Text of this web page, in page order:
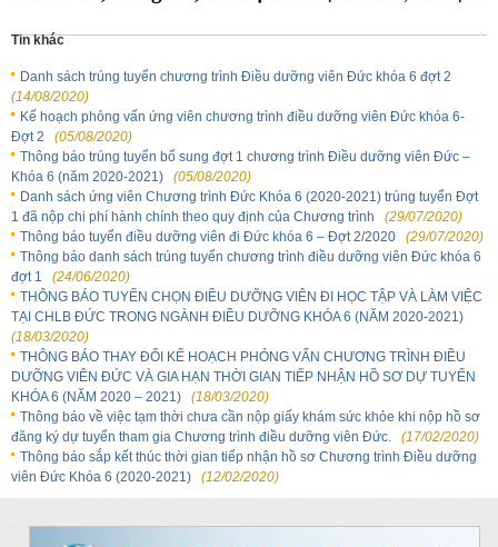
Tin khác
Danh sách trúng tuyển chương trình Điều dưỡng viên Đức khóa 6 đợt 2
(14/08/2020)
Kế hoạch phỏng vấn ứng viên chương trình điều dưỡng viên Đức khóa 6-
Đợt 2
(05/08/2020)
Thông báo trúng tuyển bổ sung đợt 1 chương trình Điều dưỡng viên Đức –
Khóa 6 (năm 2020-2021)
(05/08/2020)
Danh sách ứng viên Chương trình Đức Khóa 6 (2020-2021) trúng tuyển Đợt
1 đã nộp chi phí hành chính theo quy định của Chương trình
(29/07/2020)
Thông báo tuyển điều dưỡng viên đi Đức khóa 6 – Đợt 2/2020
(29/07/2020)
Thông báo danh sách trúng tuyển chương trình điều dưỡng viên Đức khóa 6
đợt 1
(24/06/2020)
THÔNG BÁO TUYỂN CHỌN ĐIỀU DƯỠNG VIÊN ĐI HỌC TẬP VÀ LÀM VIỆC
TẠI CHLB ĐỨC TRONG NGÀNH ĐIỀU DƯỠNG KHÓA 6 (NĂM 2020-2021)
(18/03/2020)
THÔNG BÁO THAY ĐỔI KẾ HOẠCH PHỎNG VẤN CHƯƠNG TRÌNH ĐIỀU
DƯỠNG VIÊN ĐỨC VÀ GIA HẠN THỜI GIAN TIẾP NHẬN HỒ SƠ DỰ TUYỂN
KHÓA 6 (NĂM 2020 – 2021)
(18/03/2020)
Thông báo về việc tạm thời chưa cần nộp giấy khám sức khỏe khi nộp hồ sơ
đăng ký dự tuyển tham gia Chương trình điều dưỡng viên Đức.
(17/02/2020)
Thông báo sắp kết thúc thời gian tiếp nhận hồ sơ Chương trình Điều dưỡng
viên Đức Khóa 6 (2020-2021)
(12/02/2020)